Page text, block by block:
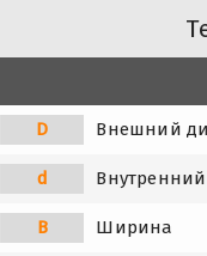
D Внешний
d
B Ширина